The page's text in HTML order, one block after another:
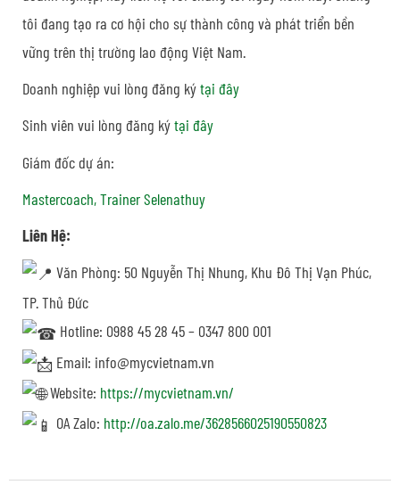
tôi đang tạo ra cơ hội cho sự thành công và phát triển bền
vững trên thị trường lao động Việt Nam.
Doanh nghiệp vui lòng đăng kýtại đây
Sinh viên vui lòng đăng kýtại đây
Giám đốc dự án:
Mastercoach, Trainer Selenathuy
Liên Hệ:
Văn Phòng: 50 Nguyễn Thị Nhung, Khu Đô Thị Vạn Phúc,
TP. Thủ Đức
Hotline: 0988 45 28 45 – 0347 800 001
Email: info@mycvietnam.vn
Website: https://mycvietnam.vn/
OA Zalo: http://oa.zalo.me/3628566025190550823